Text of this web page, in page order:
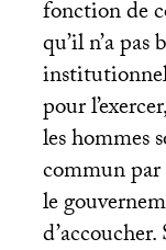
fonction de
qu’il n’a
pour
les hommes
commun par
le